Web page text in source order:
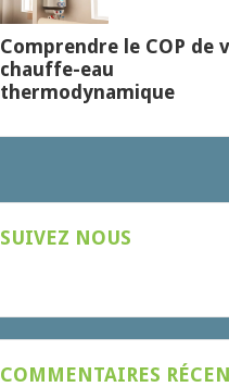
Comprendre le COP de
chauffe-eau
thermodynamique
SUIVEZ NOUS
COMMENTAIRES